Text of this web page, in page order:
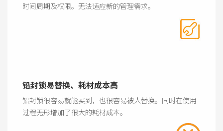
时间周期及权限。无法适应新的管理需求。
铅封锁易替换、耗材成本高
铅封锁很容易就能买到，也很容易被人替换。同时在使用
过程无形增加了很大的耗材成本。